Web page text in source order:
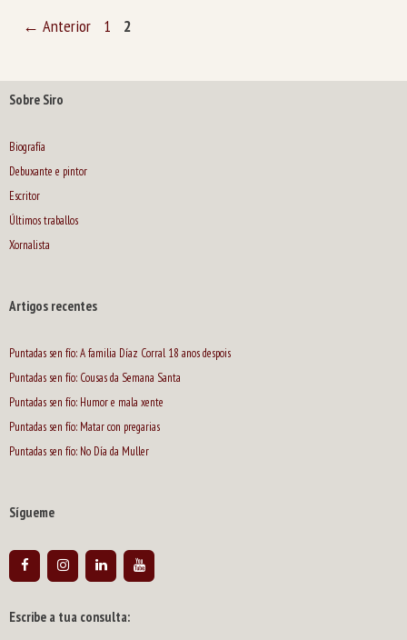
← Anterior Páxina
1 Páxina
2
Sobre Siro
Biografía
Debuxante e pintor
Escritor
Últimos traballos
Xornalista
Artigos recentes
Puntadas sen fío: A familia Díaz Corral 18 anos despois
Puntadas sen fío: Cousas da Semana Santa
Puntadas sen fío: Humor e mala xente
Puntadas sen fío: Matar con pregarias
Puntadas sen fío: No Día da Muller
Sígueme
Escribe a tua consulta: